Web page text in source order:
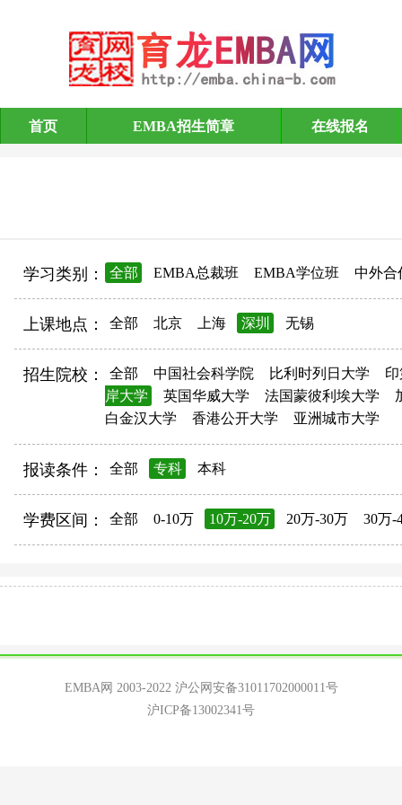
EMBA招生简章
首页 EMBA招生简章 在线报名
学习类别： 全部 EMBA总裁班 EMBA学位班 中外合
上课地点： 全部 北京 上海 深圳 无锡
招生院校： 全部 中国社会科学院 比利时列日大学
岸大学
英国华威大学 法国蒙彼利埃大学
白金汉大学
香港公开大学 亚洲城市大学
报读条件： 全部 专科 本科
学费区间： 全部 0-10万 10万-20万 20万-30万 30万-
EMBA网 2003-2022 沪公网安备31011702000011号
沪ICP备13002341号